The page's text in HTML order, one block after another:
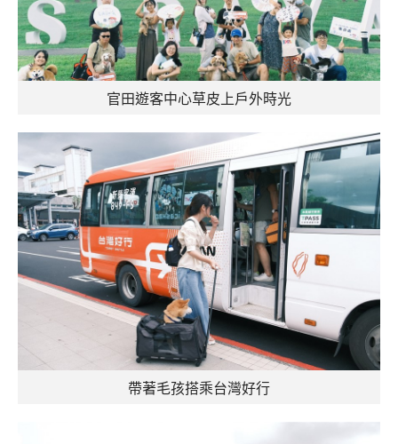
官田遊客中心草皮上戶外時光
帶著毛孩搭乘台灣好行